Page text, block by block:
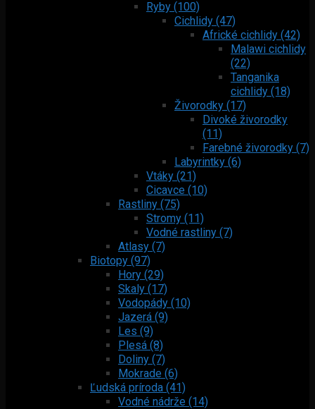
Ryby (100)
Cichlidy (47)
Africké cichlidy (42)
Malawi cichlidy
(22)
Tanganika
cichlidy (18)
Živorodky (17)
Divoké živorodky
(11)
Farebné živorodky (7)
Labyrintky (6)
Vtáky (21)
Cicavce (10)
Rastliny (75)
Stromy (11)
Vodné rastliny (7)
Atlasy (7)
Biotopy (97)
Hory (29)
Skaly (17)
Vodopády (10)
Jazerá (9)
Les (9)
Plesá (8)
Doliny (7)
Mokrade (6)
Ľudská príroda (41)
Vodné nádrže (14)